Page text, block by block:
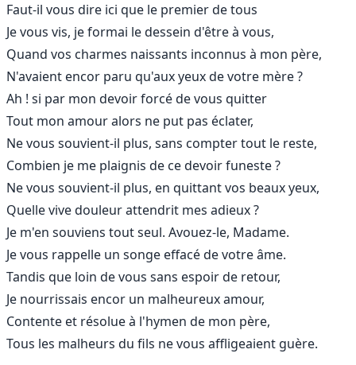
Faut-il vous dire ici que le premier de tous
Je vous vis, je formai le dessein d'être à vous,
Quand vos charmes naissants inconnus à mon père,
N'avaient encor paru qu'aux yeux de votre mère ?
Ah ! si par mon devoir forcé de vous quitter
Tout mon amour alors ne put pas éclater,
Ne vous souvient-il plus, sans compter tout le reste,
Combien je me plaignis de ce devoir funeste ?
Ne vous souvient-il plus, en quittant vos beaux yeux,
Quelle vive douleur attendrit mes adieux ?
Je m'en souviens tout seul. Avouez-le, Madame.
Je vous rappelle un songe effacé de votre âme.
Tandis que loin de vous sans espoir de retour,
Je nourrissais encor un malheureux amour,
Contente et résolue à l'hymen de mon père,
Tous les malheurs du fils ne vous affligeaient guère.